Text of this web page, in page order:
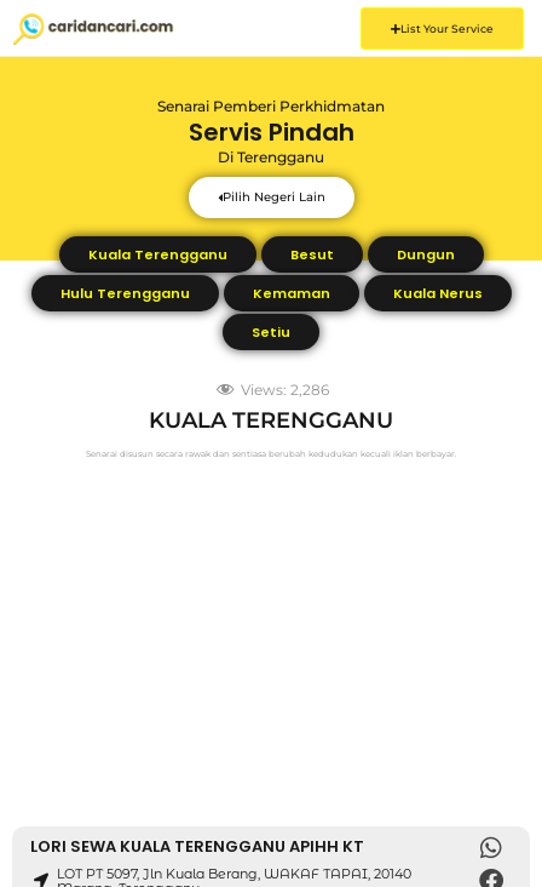
List Your Service
Senarai Pemberi Perkhidmatan
Servis Pindah
Di Terengganu
Pilih Negeri Lain
Kuala Terengganu Besut
Dungun
Hulu Terengganu
Kemaman
Kuala Nerus
Setiu
Views: 2,286
KUALA TERENGGANU
Senarai disusun secara rawak dan sentiasa berubah kedudukan kecuali iklan berbayar.
LORI SEWA KUALA TERENGGANU APIHH KT
LOT PT 5097, Jln Kuala Berang, WAKAF TAPAI, 20140